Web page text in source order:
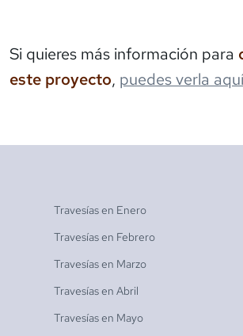
Si quieres más información para
este proyecto, puedes verla
Travesías en Enero
Travesías en Febrero
Travesías en Marzo
Travesías en Abril
Travesías en Mayo